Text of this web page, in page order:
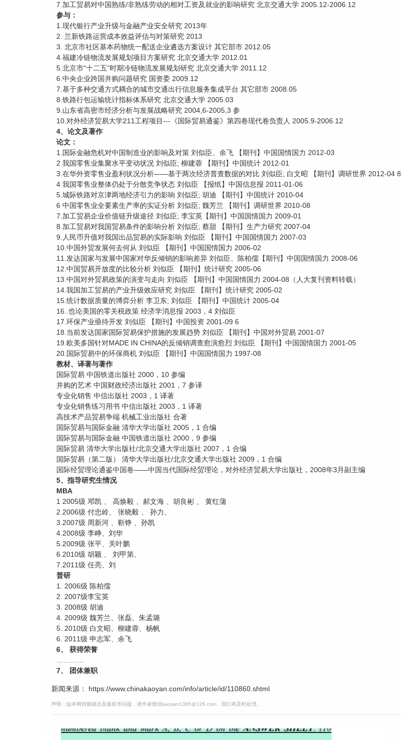
7.加工贸易对中国熟练/非熟练劳动的相对工资及就业的影响研究 北京交通大学 2005.12-2006.12
参与：
1.现代银行产业升级与金融产业安全研究 2013年
2. 兰新铁路运营成本效益评估与对策研究 2013
3. 北京市社区基本药物统一配送企业遴选方案设计 其它部市 2012.05
4.福建冷链物流发展规划项目方案研究 北京交通大学 2012.01
5.北京市“十二五”时期冷链物流发展规划研究 北京交通大学 2011.12
6.中央企业跨国并购问题研究 国资委 2009.12
7.基于多种交通方式耦合的城市交通出行信息服务集成平台 其它部市 2008.05
8.铁路行包运输统计指标体系研究 北京交通大学 2005.03
9.山东省高密市经济分析与发展战略研究 2004,6-2005,3 参
10.对外经济贸易大学211工程项目---《国际贸易通鉴》第四卷现代卷负责人 2005.9-2006.12
4、论文及著作
论文：
1.国际金融危机对中国制造业的影响及对策 刘似臣、余飞 【期刊】中国国情国力 2012-03
2 我国零售业集聚水平变动状况 刘似臣; 柳建蓉 【期刊】中国统计 2012-01
3.在华外资零售业盈利状况分析——基于两次经济普查数据的对比 刘似臣; 白文昭 【期刊】调研世界 2012-04 8
4 我国零售业整体仍处于分散竞争状态 刘似臣 【报纸】中国信息报 2011-01-06
5.城际铁路对京津两地经济引力的影响 刘似臣; 胡迪 【期刊】中国统计 2010-04
6 中国零售业全要素生产率的实证分析 刘似臣; 魏芳兰 【期刊】调研世界 2010-08
7.加工贸易企业价值链升级途径 刘似臣; 李宝英【期刊】中国国情国力 2009-01
8.加工贸易对我国贸易条件的影响分析 刘似臣; 蔡甜 【期刊】生产力研究 2007-04
9.人民币升值对我国出品贸易的实际影响 刘似臣 【期刊】中国国情国力 2007-03
10.中国外贸发展何去何从 刘似臣 【期刊】中国国情国力 2006-02
11.发达国家与发展中国家对华反倾销的影响差异 刘似臣、陈柏儒【期刊】中国国情国力 2008-06
12.中国贸易开放度的比较分析 刘似臣 【期刊】统计研究 2005-06
13.中国对外贸易政策的演变与走向 刘似臣 【期刊】中国国情国力 2004-08（人大复刊资料转载）
14.我国加工贸易的产业升级效应研究 刘似臣 【期刊】统计研究 2005-02
15.统计数据质量的博弈分析 李卫东; 刘似臣 【期刊】中国统计 2005-04
16..也论美国的零关税政策 经济学消息报 2003，4 刘似臣
17.环保产业亟待开发 刘似臣 【期刊】中国投资 2001-09 6
18.当前发达国家国际贸易保护措施的发展趋势 刘似臣 【期刊】中国对外贸易 2001-07
19.欧美多国针对MADE IN CHINA的反倾销调查愈演愈烈 刘似臣 【期刊】中国国情国力 2001-05
20.国际贸易中的环保商机 刘似臣 【期刊】中国国情国力 1997-08
教材、译著与著作
国际贸易 中国铁道出版社 2000，10 参编
并购的艺术 中国财政经济出版社 2001，7 参译
专业化销售 中信出版社 2003，1 译著
专业化销售练习用书 中信出版社 2003，1 译著
高技术产品贸易争端 机械工业出版社 合著
国际贸易与国际金融 清华大学出版社 2005，1 合编
国际贸易与国际金融 中国铁道出版社 2000，9 参编
国际贸易 清华大学出版社/北京交通大学出版社 2007，1 合编
国际贸易（第二版） 清华大学出版社/北京交通大学出版社 2009，1 合编
国际经贸理论通鉴中国卷——中国当代国际经贸理论，对外经济贸易大学出版社，2008年3月副主编
5、指导研究生情况
MBA
1 2005级 邓凯 、 高焕毅 、郝文海 、胡良彬 、 黄红蒲
2.2006级 付忠岭、 张晓毅 、 孙力、
3.2007级 周新河 、靳铮 、孙凯
4.2008级 李峥、刘华
5.2009级 张平、关叶鹏
6.2010级 胡颖 、 刘甲第、
7.2011级 任亮、刘
普研
1. 2006级 陈柏儒
2. 2007级李宝英
3. 2008级 胡迪
4. 2009级 魏芳兰、张磊、朱孟璐
5. 2010级 白文昭、柳建蓉、杨帆
6. 2011级 申志军、余飞
6、 获得荣誉
7、 团体兼职
新闻来源： https://www.chinakaoyan.com/info/article/id/110860.shtml
声明：如本网转载稿涉及版权等问题，请作者致信kaoyan1365@126.com，我们将及时处理。